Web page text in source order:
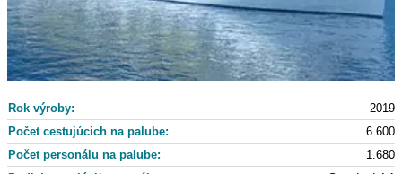
Rok výroby:
2019
Počet cestujúcich na palube:
6.600
Počet personálu na palube:
1.680